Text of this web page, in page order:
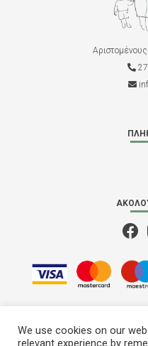
We use cookies on our
relevant experience by